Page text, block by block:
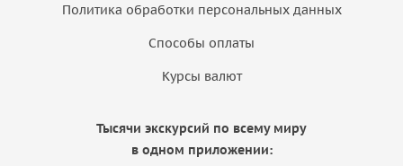
Политика обработки персональных данных
Способы оплаты
Курсы валют
Тысячи экскурсий по всему миру
в одном приложении: